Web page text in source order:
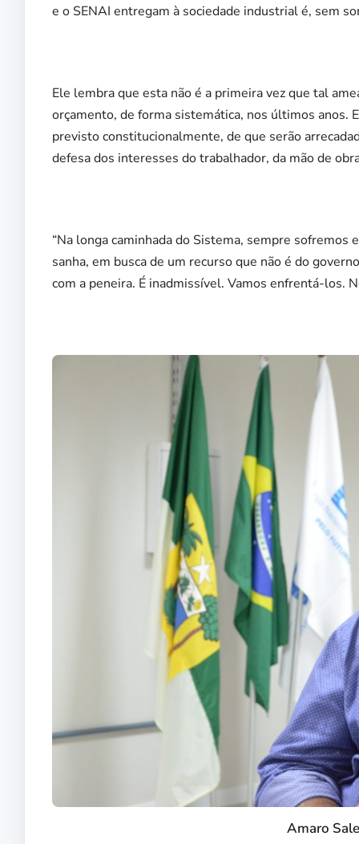
e o SENAI entregam à sociedade industrial é, sem
Ele lembra que esta não é a primeira vez que tal
orçamento, de forma sistemática, nos últimos anos.
previsto constitucionalmente, de que serão
defesa dos interesses do trabalhador, da mão de
“Na longa caminhada do Sistema, sempre sofremos
sanha, em busca de um recurso que não é do
com a peneira. É inadmissível. Vamos enfrentá-los.
Amaro